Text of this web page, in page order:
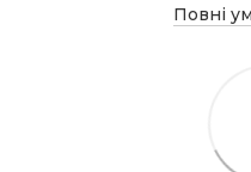
Повні